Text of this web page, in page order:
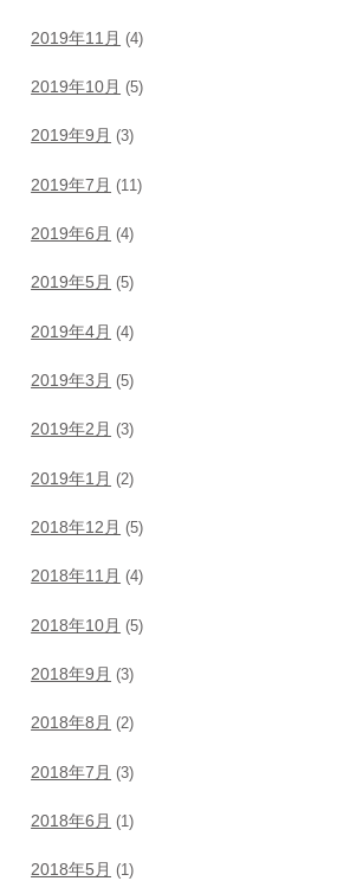
2019年11月 (4)
2019年10月 (5)
2019年9月 (3)
2019年7月 (11)
2019年6月 (4)
2019年5月 (5)
2019年4月 (4)
2019年3月 (5)
2019年2月 (3)
2019年1月 (2)
2018年12月 (5)
2018年11月 (4)
2018年10月 (5)
2018年9月 (3)
2018年8月 (2)
2018年7月 (3)
2018年6月 (1)
2018年5月 (1)